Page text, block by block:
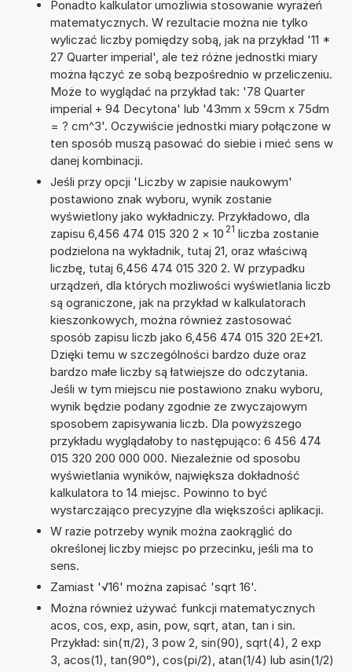
Ponadto kalkulator umożliwia stosowanie wyrażeń
matematycznych. W rezultacie można nie tylko
wyliczać liczby pomiędzy sobą, jak na przykład '11 *
27 Quarter imperial', ale też różne jednostki miary
można łączyć ze sobą bezpośrednio w przeliczeniu.
Może to wyglądać na przykład tak: '78 Quarter
imperial + 94 Decytona' lub '43mm x 59cm x 75dm
= ? cm^3'. Oczywiście jednostki miary połączone w
ten sposób muszą pasować do siebie i mieć sens w
danej kombinacji.
Jeśli przy opcji 'Liczby w zapisie naukowym'
postawiono znak wyboru, wynik zostanie
wyświetlony jako wykładniczy. Przykładowo, dla
zapisu 6,456 474 015 320 2 × 10 21 liczba zostanie
podzielona na wykładnik, tutaj 21, oraz właściwą
liczbę, tutaj 6,456 474 015 320 2. W przypadku
urządzeń, dla których możliwości wyświetlania liczb
są ograniczone, jak na przykład w kalkulatorach
kieszonkowych, można również zastosować
sposób zapisu liczb jako 6,456 474 015 320 2E+21.
Dzięki temu w szczególności bardzo duże oraz
bardzo małe liczby są łatwiejsze do odczytania.
Jeśli w tym miejscu nie postawiono znaku wyboru,
wynik będzie podany zgodnie ze zwyczajowym
sposobem zapisywania liczb. Dla powyższego
przykładu wyglądałoby to następująco: 6 456 474
015 320 200 000 000. Niezależnie od sposobu
wyświetlania wyników, największa dokładność
kalkulatora to 14 miejsc. Powinno to być
wystarczająco precyzyjne dla większości aplikacji.
W razie potrzeby wynik można zaokrąglić do
określonej liczby miejsc po przecinku, jeśli ma to
sens.
Zamiast '√16' można zapisać 'sqrt 16'.
Można również używać funkcji matematycznych
acos, cos, exp, asin, pow, sqrt, atan, tan i sin.
Przykład: sin(π/2), 3 pow 2, sin(90), sqrt(4), 2 exp
3, acos(1), tan(90°), cos(pi/2), atan(1/4) lub asin(1/2)